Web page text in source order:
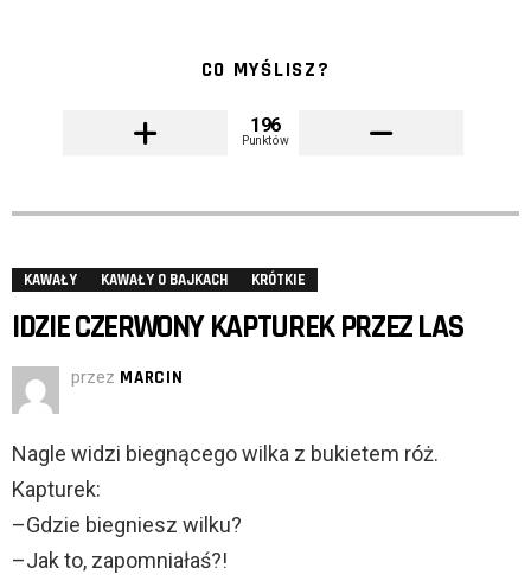
CO MYŚLISZ?
196
Punktów
KAWAŁY KAWAŁY O BAJKACH KRÓTKIE
IDZIE CZERWONY KAPTUREK PRZEZ LAS
przez MARCIN
Nagle widzi biegnącego wilka z bukietem róż.
Kapturek:
–Gdzie biegniesz wilku?
–Jak to, zapomniałaś?!